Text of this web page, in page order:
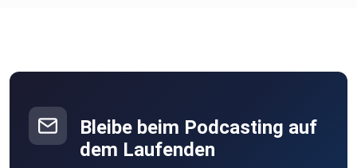
Bleibe beim Podcasting auf
dem Laufenden